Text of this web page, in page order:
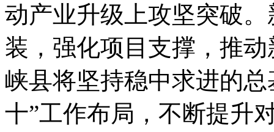
动产业升级上攻坚突破
装，强化项目支撑，推
峡县将坚持稳中求进的
十”工作布局，不断提升